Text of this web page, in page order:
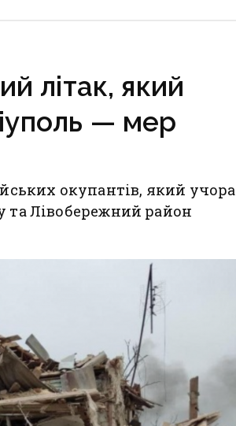
літак, який
— мер
окупантів, який учора
та Лівобережний район